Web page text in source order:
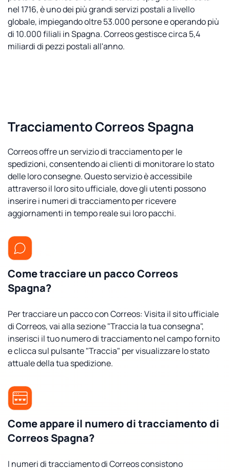
nel 1716, è uno dei più grandi servizi postali a livello
globale, impiegando oltre 53.000 persone e operando più
di 10.000 filiali in Spagna. Correos gestisce circa 5,4
miliardi di pezzi postali all'anno.
Tracciamento Correos Spagna
Correos offre un servizio di tracciamento per le
spedizioni, consentendo ai clienti di monitorare lo stato
delle loro consegne. Questo servizio è accessibile
attraverso il loro sito ufficiale, dove gli utenti possono
inserire i numeri di tracciamento per ricevere
aggiornamenti in tempo reale sui loro pacchi.
Come tracciare un pacco Correos
Spagna?
Per tracciare un pacco con Correos: Visita il sito ufficiale
di Correos, vai alla sezione "Traccia la tua consegna",
inserisci il tuo numero di tracciamento nel campo fornito
e clicca sul pulsante "Traccia" per visualizzare lo stato
attuale della tua spedizione.
Come appare il numero di tracciamento di
Correos Spagna?
I numeri di tracciamento di Correos consistono